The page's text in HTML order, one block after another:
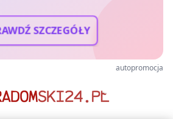
SZCZEGÓŁY
autopromocja